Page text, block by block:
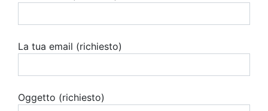
La tua email (richiesto)
Oggetto (richiesto)